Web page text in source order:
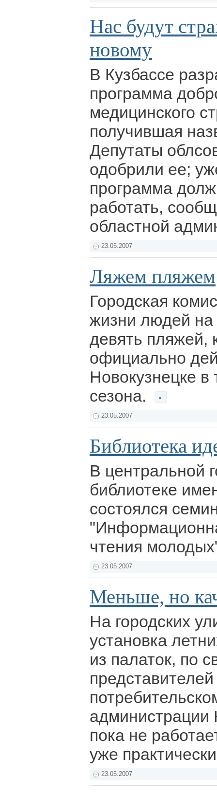
Нас будут
новому
В Кузбассе
программа
медицинского
получившая
Депутаты
одобрили ее;
программа
работать,
областной
23.05.2007
Ляжем пляжем
Городская
жизни людей на
девять пляжей,
официально
Новокузнецке в
сезона.
23.05.2007
Библиотека
В центральной
библиотеке
состоялся
чтения
23.05.2007
Меньше, но
На городских
установка
из палаток, по
администрации
пока не
уже
23.05.2007